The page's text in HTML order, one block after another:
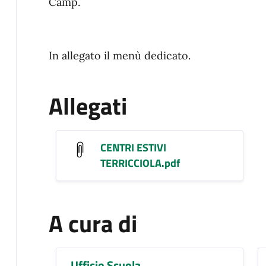
In allegato il menù dedicato.
Allegati
CENTRI ESTIVI
TERRICCIOLA.pdf
A cura di